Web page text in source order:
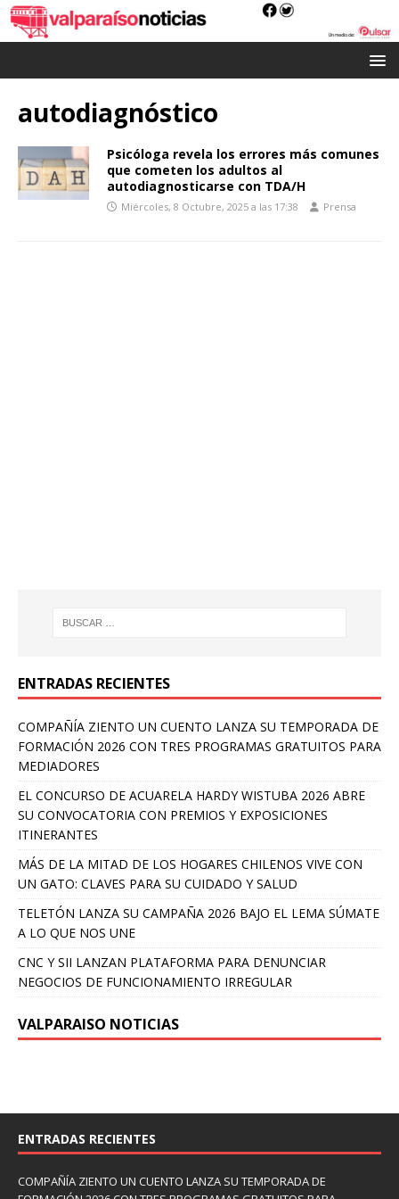
autodiagnóstico
Psicóloga revela los errores más comunes
que cometen los adultos al
autodiagnosticarse con TDA/H
Miércoles, 8 Octubre, 2025 a las 17:38 Prensa
ENTRADAS RECIENTES
COMPAÑÍA ZIENTO UN CUENTO LANZA SU TEMPORADA DE
FORMACIÓN 2026 CON TRES PROGRAMAS GRATUITOS PARA
MEDIADORES
EL CONCURSO DE ACUARELA HARDY WISTUBA 2026 ABRE
SU CONVOCATORIA CON PREMIOS Y EXPOSICIONES
ITINERANTES
MÁS DE LA MITAD DE LOS HOGARES CHILENOS VIVE CON
UN GATO: CLAVES PARA SU CUIDADO Y SALUD
TELETÓN LANZA SU CAMPAÑA 2026 BAJO EL LEMA SÚMATE
A LO QUE NOS UNE
CNC Y SII LANZAN PLATAFORMA PARA DENUNCIAR
NEGOCIOS DE FUNCIONAMIENTO IRREGULAR
VALPARAISO NOTICIAS
ENTRADAS RECIENTES
COMPAÑÍA ZIENTO UN CUENTO LANZA SU TEMPORADA DE